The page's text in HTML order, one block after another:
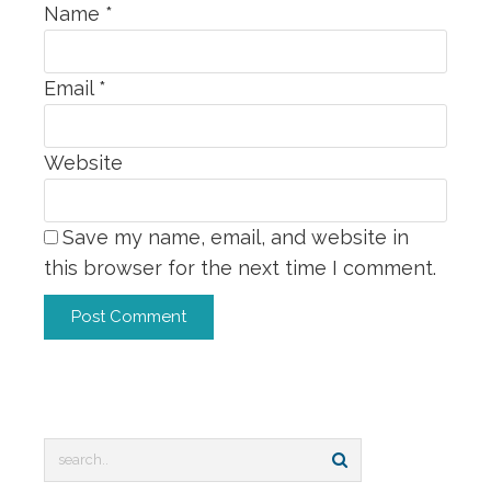
Name *
Email *
Website
Save my name, email, and website in
this browser for the next time I comment.